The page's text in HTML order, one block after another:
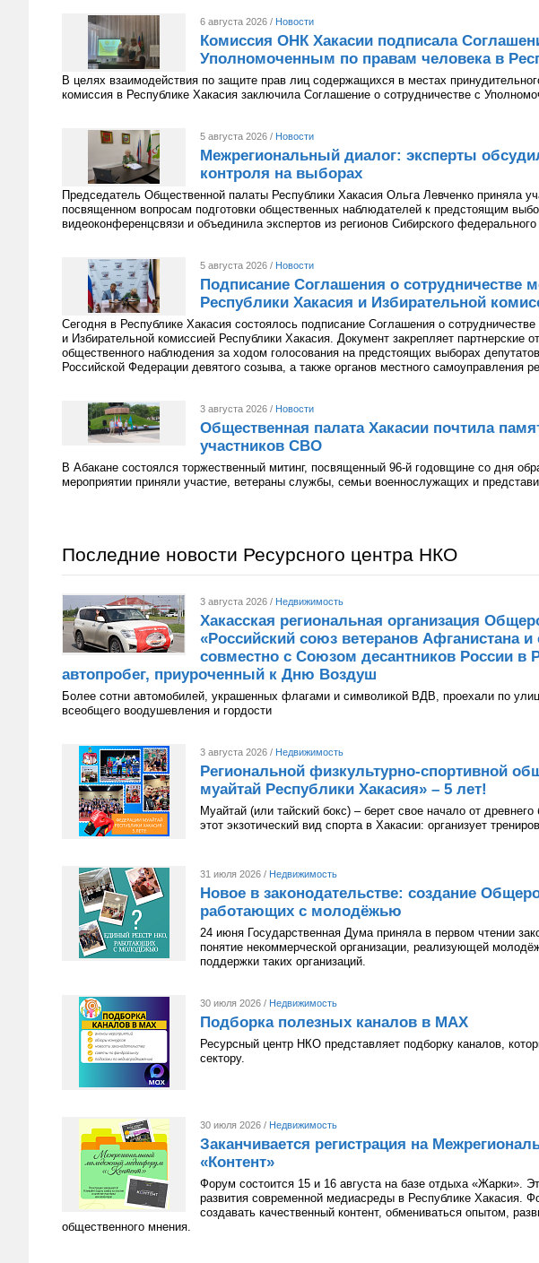
6 августа 2026 / Новости
Комиссия ОНК Хакасии подписала
Уполномоченным по правам человека в
В целях взаимодействия по защите прав лиц содержащихся в местах
комиссия в Республике Хакасия заключила Соглашение о сотрудничестве с
5 августа 2026 / Новости
Межрегиональный диалог: эксперты
контроля на выборах
Председатель Общественной палаты Республики Хакасия Ольга Левченко приняла
посвященном вопросам подготовки общественных наблюдателей к предстоящим
видеоконференцсвязи и объединила экспертов из регионов Сибирского федерального
5 августа 2026 / Новости
Подписание Соглашения о сотрудничестве
Республики Хакасия и Избирательной
Сегодня в Республике Хакасия состоялось подписание Соглашения о
и Избирательной комиссией Республики Хакасия. Документ закрепляет партнерские
общественного наблюдения за ходом голосования на предстоящих выборах
Российской Федерации девятого созыва, а также органов местного самоуправления
3 августа 2026 / Новости
Общественная палата Хакасии почтила
участников СВО
В Абакане состоялся торжественный митинг, посвященный 96-й годовщине со дня
мероприятии приняли участие, ветераны службы, семьи военнослужащих и
Последние новости Ресурсного центра НКО
3 августа 2026 / Недвижимость
Хакасская региональная организация
«Российский союз ветеранов Афганистана
совместно с Союзом десантников России в
автопробег, приуроченный к Дню Воздуш
Более сотни автомобилей, украшенных флагами и символикой ВДВ, проехали по
всеобщего воодушевления и гордости
3 августа 2026 / Недвижимость
Региональной физкультурно-спортивной
муайтай Республики Хакасия» – 5 лет!
Муайтай (или тайский бокс) – берет свое начало от
этот экзотический вид спорта в Хакасии: организует
31 июля 2026 / Недвижимость
Новое в законодательстве: создание
работающих с молодёжью
24 июня Государственная Дума приняла в первом чтении
понятие некоммерческой организации, реализующей
поддержки таких организаций.
30 июля 2026 / Недвижимость
Подборка полезных каналов в МАХ
Ресурсный центр НКО представляет подборку каналов,
сектору.
30 июля 2026 / Недвижимость
Заканчивается регистрация на
«Контент»
Форум состоится 15 и 16 августа на базе отдыха «Жарки».
развития современной медиасреды в Республике Хакасия.
создавать качественный контент, обмениваться опытом,
общественного мнения.